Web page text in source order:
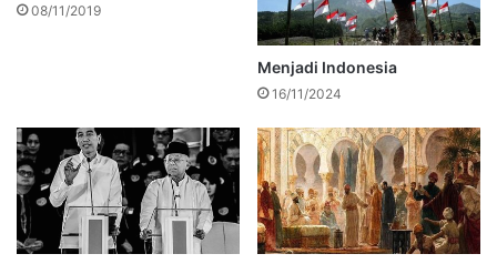
08/11/2019
Menjadi Indonesia
16/11/2024